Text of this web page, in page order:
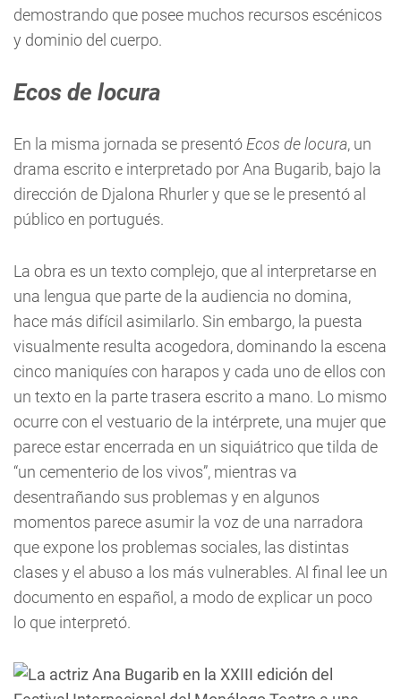
demostrando que posee muchos recursos escénicos
y dominio del cuerpo.
Ecos de locura
En la misma jornada se presentó Ecos de locura, un
drama escrito e interpretado por Ana Bugarib, bajo la
dirección de Djalona Rhurler y que se le presentó al
público en portugués.
La obra es un texto complejo, que al interpretarse en
una lengua que parte de la audiencia no domina,
hace más difícil asimilarlo. Sin embargo, la puesta
visualmente resulta acogedora, dominando la escena
cinco maniquíes con harapos y cada uno de ellos con
un texto en la parte trasera escrito a mano. Lo mismo
ocurre con el vestuario de la intérprete, una mujer que
parece estar encerrada en un siquiátrico que tilda de
“un cementerio de los vivos”, mientras va
desentrañando sus problemas y en algunos
momentos parece asumir la voz de una narradora
que expone los problemas sociales, las distintas
clases y el abuso a los más vulnerables. Al final lee un
documento en español, a modo de explicar un poco
lo que interpretó.